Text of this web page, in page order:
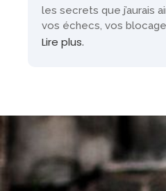
les secrets que j’aurais
vos échecs, vos
Lire plus.